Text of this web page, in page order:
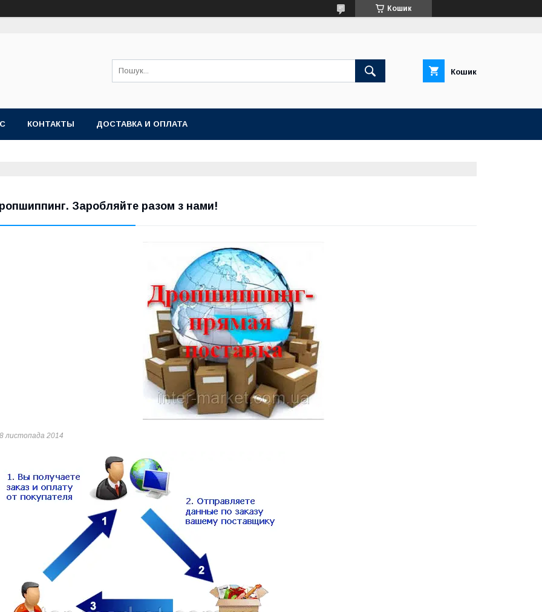
Кошик
Кошик
КОНТАКТЫ ДОСТАВКА И ОПЛАТА
Заробляйте разом з нами!
листопада 2014